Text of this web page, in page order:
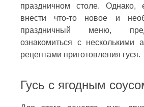
праздничном столе. Однако,
внести что-то новое и
праздничный меню,
ознакомиться с несколькими
рецептами приготовления гуся.
Гусь с ягодным